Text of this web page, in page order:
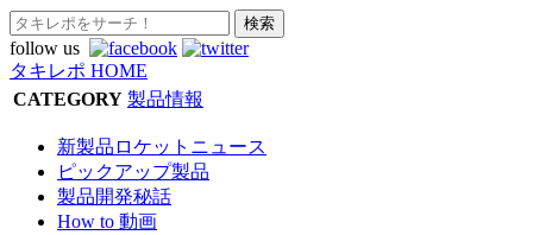
follow us
タキレポ HOME
CATEGORY 製品情報
新製品ロケットニュース
ピックアップ製品
製品開発秘話
How to 動画